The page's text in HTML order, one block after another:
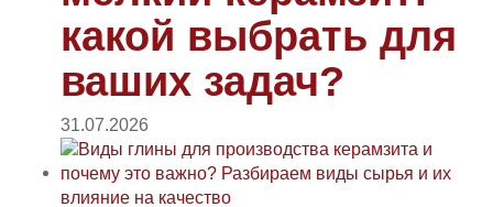
какой выбрать для
ваших задач?
31.07.2026